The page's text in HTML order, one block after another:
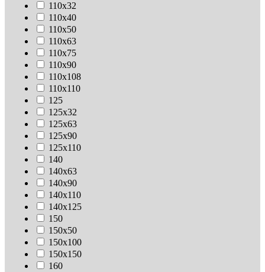
110х32
110х40
110х50
110х63
110х75
110х90
110х108
110х110
125
125х32
125х63
125х90
125х110
140
140х63
140х90
140х110
140х125
150
150х50
150х100
150х150
160